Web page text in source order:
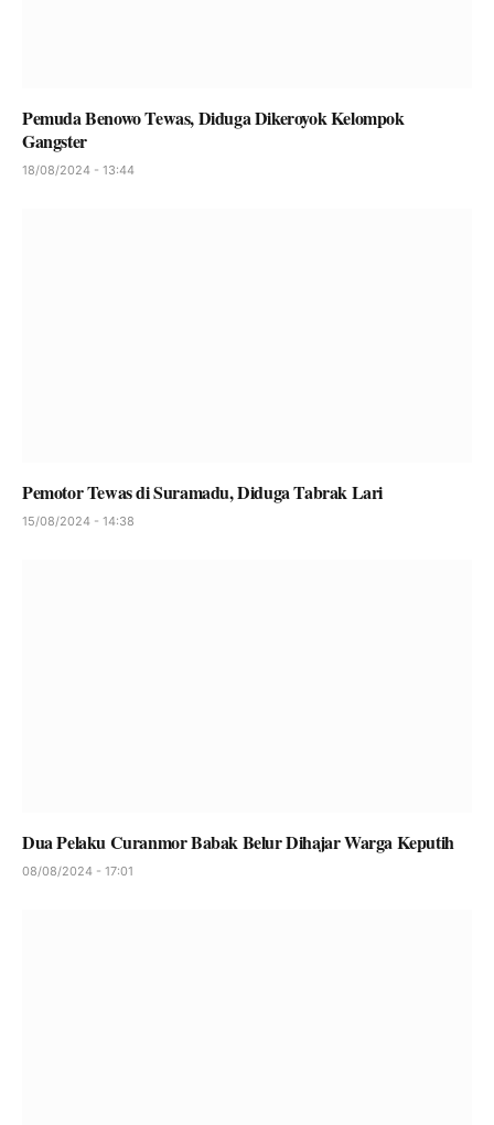
Pemuda Benowo Tewas, Diduga Dikeroyok Kelompok
Gangster
18/08/2024 - 13:44
Pemotor Tewas di Suramadu, Diduga Tabrak Lari
15/08/2024 - 14:38
Dua Pelaku Curanmor Babak Belur Dihajar Warga Keputih
08/08/2024 - 17:01